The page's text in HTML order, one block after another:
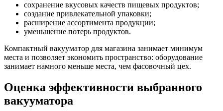
сохранение вкусовых качеств пищевых продуктов;
создание привлекательной упаковки;
расширение ассортимента продукции;
уменьшение потерь продуктов.
Компактный вакууматор для магазина занимает минимум
места и позволяет экономить пространство: оборудование
занимает намного меньше места, чем фасовочный цех.
Оценка эффективности выбранного
вакууматора